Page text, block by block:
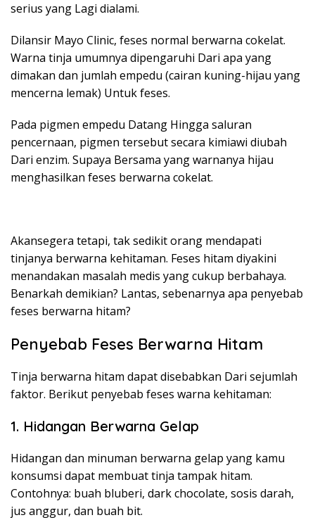
serius yang Lagi dialami.
Dilansir Mayo Clinic, feses normal berwarna cokelat.
Warna tinja umumnya dipengaruhi Dari apa yang
dimakan dan jumlah empedu (cairan kuning-hijau yang
mencerna lemak) Untuk feses.
Pada pigmen empedu Datang Hingga saluran
pencernaan, pigmen tersebut secara kimiawi diubah
Dari enzim. Supaya Bersama yang warnanya hijau
menghasilkan feses berwarna cokelat.
Akansegera tetapi, tak sedikit orang mendapati
tinjanya berwarna kehitaman. Feses hitam diyakini
menandakan masalah medis yang cukup berbahaya.
Benarkah demikian? Lantas, sebenarnya apa penyebab
feses berwarna hitam?
Penyebab Feses Berwarna Hitam
Tinja berwarna hitam dapat disebabkan Dari sejumlah
faktor. Berikut penyebab feses warna kehitaman:
1. Hidangan Berwarna Gelap
Hidangan dan minuman berwarna gelap yang kamu
konsumsi dapat membuat tinja tampak hitam.
Contohnya: buah bluberi, dark chocolate, sosis darah,
jus anggur, dan buah bit.